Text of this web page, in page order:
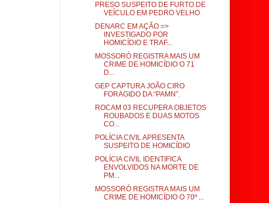
PRESO SUSPEITO DE FURTO DE
VEÍCULO EM PEDRO VELHO
DENARC EM AÇÃO =>
INVESTIGADO POR
HOMICÍDIO E TRAF...
MOSSORÓ REGISTRA MAIS UM
CRIME DE HOMICÍDIO O 71
D...
GEP CAPTURA JOÃO CIRO
FORAGIDO DA “PAMN”.
ROCAM 03 RECUPERA OBJETOS
ROUBADOS E DUAS MOTOS
CO...
POLÍCIA CIVIL APRESENTA
SUSPEITO DE HOMICÍDIO
POLÍCIA CIVIL IDENTIFICA
ENVOLVIDOS NA MORTE DE
PM...
MOSSORÓ REGISTRA MAIS UM
CRIME DE HOMICÍDIO O 70º ...